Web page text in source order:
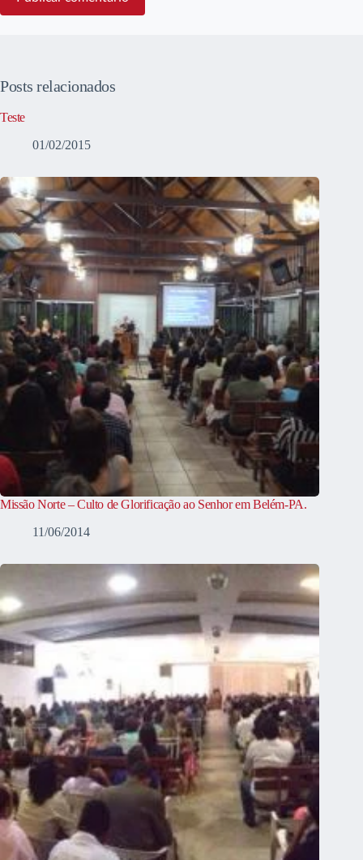
Posts relacionados
Teste
01/02/2015
Missão Norte – Culto de Glorificação ao Senhor em Belém-PA.
11/06/2014